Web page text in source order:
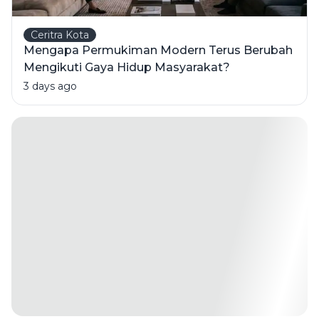
Ceritra Kota
Mengapa Permukiman Modern Terus Berubah
Mengikuti Gaya Hidup Masyarakat?
3 days ago